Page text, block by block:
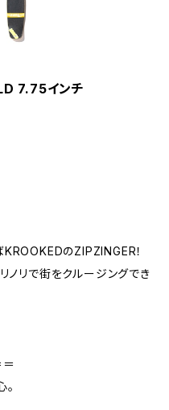
7.75インチ
のZIPZINGER！
ノリで街をクルージングでき